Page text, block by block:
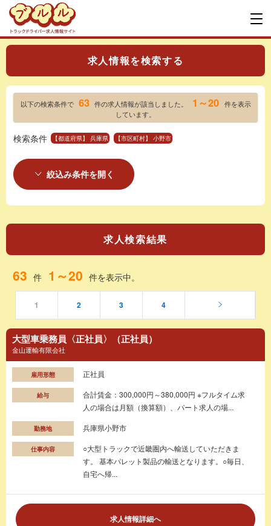
求人情報を検索する
以下の検索条件で 63 件の求人情報が該当しました。 1～20 件を表示
しています。
検索条件 【都道府県】 兵庫県 【市区町村】 小野市
絞込み条件を開く
求人検索結果
63 件 1～20 件を表示中。
1 2 3 4
大型車乗務員〈正社員〉（正社員）
金山運輸有限会社
雇用形態 正社員
給与
合計賃金：300,000円～380,000円 ※フルタイム求
人の場合は月額（換算額）、パート求人の場...
勤務地 兵庫県小野市
仕事内容
○大型トラックで近畿圏内へ輸送していただきま
す。 基本パレット製品の輸送となります。○毎日、
自宅へ帰...
求人情報詳細へ